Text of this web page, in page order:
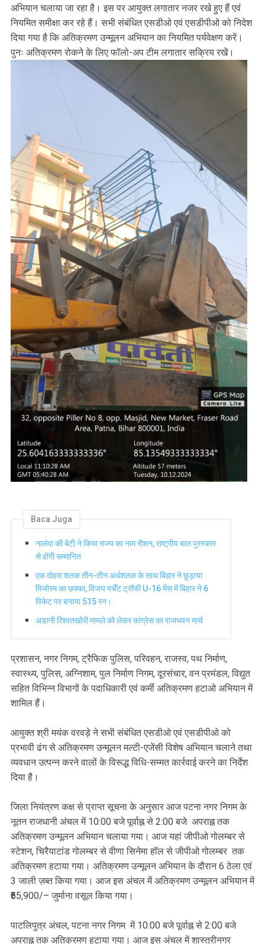
अभियान चलाया जा रहा है। इस पर आयुक्त लगातार नजर रखे हुए हैं एवं
नियमित समीक्षा कर रहे हैं। सभी संबंधित एसडीओ एवं एसडीपीओ को निदेश
दिया गया है कि अतिक्रमण उन्मूलन अभियान का नियमित पर्यवेक्षण करें।
पुनः अतिक्रमण रोकने के लिए फॉलो-अप टीम लगातार सक्रिय रखें।
Baca Juga
नालंदा की बेटी ने किया राज्य का नाम रौशन, राष्ट्रीय बाल पुरस्कार
से होंगी सम्मानित
एक दोहरा शतक तीन-तीन अर्धशतक के साथ बिहार ने छुड़ाया
मिजोरम का छक्का, विजय मर्चेंट ट्रॉफी U-16 मेंस में बिहार ने 6
विकेट पर बनाया 515 रन।
अडानी रिश्वतखोरी मामले को लेकर कांग्रेस का राजभवन मार्च
प्रशासन, नगर निगम, ट्रैफिक पुलिस, परिवहन, राजस्व, पथ निर्माण,
स्वास्थ्य, पुलिस, अग्निशाम, पुल निर्माण निगम, दूरसंचार, वन प्रमंडल, विद्युत
सहित विभिन्न विभागों के पदाधिकारी एवं कर्मी अतिक्रमण हटाओ अभियान में
शामिल हैं।
आयुक्त श्री मयंक वरवड़े ने सभी संबंधित एसडीओ एवं एसडीपीओ को
प्रभावी ढंग से अतिक्रमण उन्मूलन मल्टी-एजेंसी विशेष अभियान चलाने तथा
व्यवधान उत्पन्न करने वालों के विरूद्ध विधि-सम्मत कार्रवाई करने का निर्देश
दिया है।
जिला नियंत्रण कक्ष से प्राप्त सूचना के अनुसार आज पटना नगर निगम के
नूतन राजधानी अंचल में 10:00 बजे पूर्वाह्न से 2:00 बजे अपराह्न तक
अतिक्रमण उन्मूलन अभियान चलाया गया। आज यहां जीपीओ गोलम्बर से
स्टेशन, चिरैयाटांड गोलम्बर से वीणा सिनेमा हॉल से जीपीओ गोलम्बर तक
अतिक्रमण हटाया गया। अतिक्रमण उन्मूलन अभियान के दौरान 6 ठेला एवं
3 जाली ज़ब्त किया गया। आज इस अंचल में अतिक्रमण उन्मूलन अभियान में
₹65,900/– जुर्माना वसूल किया गया।
पाटलिपुत्र अंचल, पटना नगर निगम में 10:00 बजे पूर्वाह्न से 2:00 बजे
अपराह्न तक अतिक्रमण हटाया गया। आज इस अंचल में शास्त्रीनगर